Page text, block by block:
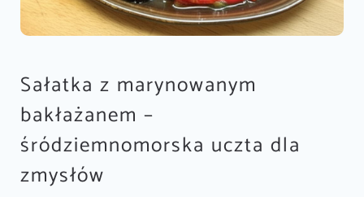
Sałatka z marynowanym
bakłażanem –
śródziemnomorska uczta dla
zmysłów